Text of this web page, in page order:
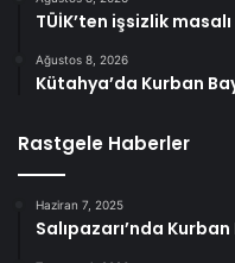
TÜİK’ten işsizlik masalı
Ağustos 8, 2026
Kütahya’da Kurban
Rastgele Haberler
Haziran 7, 2025
Salıpazarı’nda